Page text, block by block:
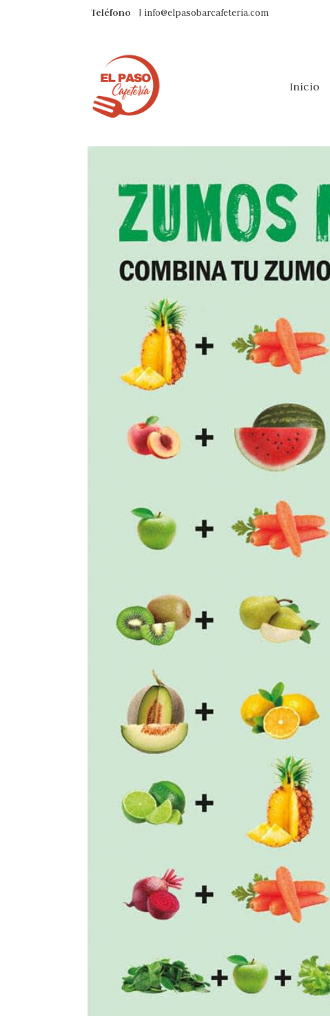
Teléfono | info@elpasobarcafeteria.com
Inicio